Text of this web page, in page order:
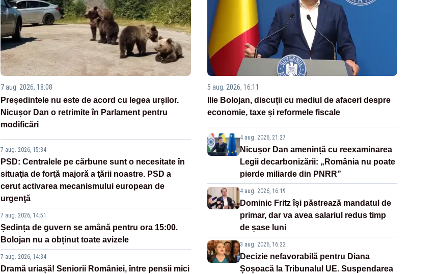
7 aug. 2026, 18:08
Președintele nu este de acord cu legea urșilor.
Nicușor Dan o retrimite în Parlament pentru
modificări
7 aug. 2026, 15:34
PSD: Centralele pe cărbune sunt o necesitate în
situaţia de forţă majoră a ţării noastre. PSD a
cerut activarea mecanismului european de
urgenţă
7 aug. 2026, 14:51
Ședința de guvern se amână pentru ora 15:00.
Bolojan nu a obținut toate avizele
7 aug. 2026, 14:34
Dramă uriașă! Seniorii României, între pensii mici
5 aug. 2026, 16:11
Ilie Bolojan, discuții cu mediul de afaceri despre
economie, taxe și reformele fiscale
4 aug. 2026, 21:27
Nicușor Dan amenință cu reexaminarea
Legii decarbonizării: „România nu poate
pierde miliarde din PNRR”
4 aug. 2026, 16:19
Dominic Fritz își păstrează mandatul de
primar, dar va avea salariul redus timp
de șase luni
3 aug. 2026, 16:22
Decizie nefavorabilă pentru Diana
Șoșoacă la Tribunalul UE. Suspendarea